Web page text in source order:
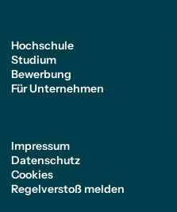
Hochschule
Studium
Bewerbung
Für Unternehmen
Impressum
Datenschutz
Cookies
Regelverstoß melden